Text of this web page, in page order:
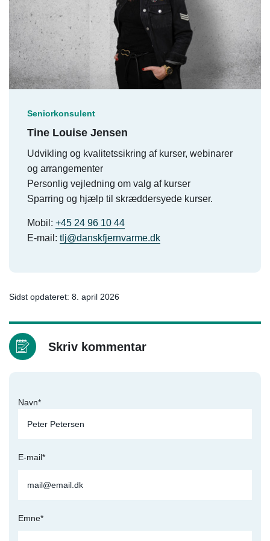
Seniorkonsulent
Tine Louise Jensen
Udvikling og kvalitetssikring af kurser, webinarer
og arrangementer
Personlig vejledning om valg af kurser
Sparring og hjælp til skræddersyede kurser.
Mobil: +45 24 96 10 44
E-mail: tlj@danskfjernvarme.dk
Sidst opdateret: 8. april 2026
Skriv kommentar
Navn*
E-mail*
Emne*